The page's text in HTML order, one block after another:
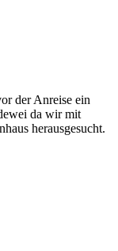
der Anreise ein
da wir mit
herausgesucht.